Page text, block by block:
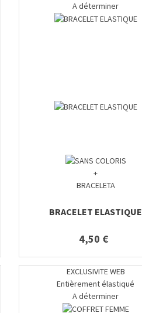
A déterminer
+
BRACELETA
BRACELET ELASTIQUE
4,50 €
EXCLUSIVITE WEB
Entièrement élastiqué
A déterminer